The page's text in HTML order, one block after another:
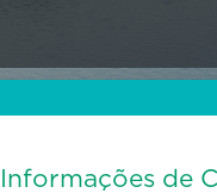
Informações de